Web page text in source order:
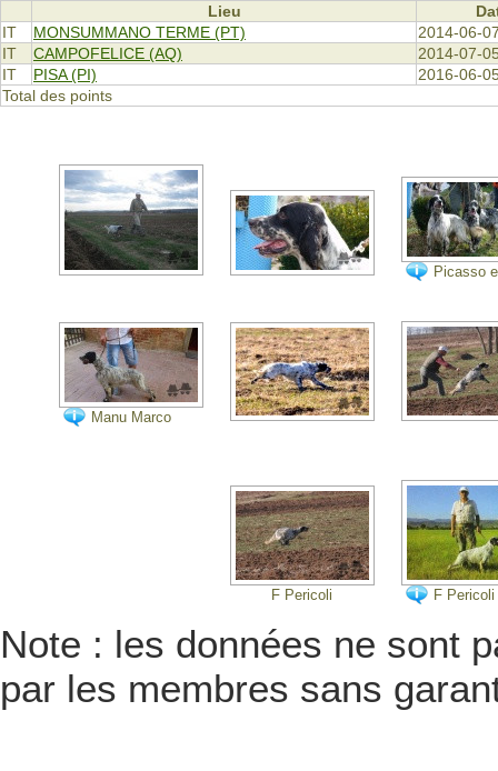
Lieu
IT
MONSUMMANO TERME (PT)
2014-06-
IT
CAMPOFELICE (AQ)
2014-07-
IT
PISA (PI)
2016-06-
Total des points
Picasso
Manu Marco
F Pericoli F Pericoli
Note : les données ne sont
par les membres sans